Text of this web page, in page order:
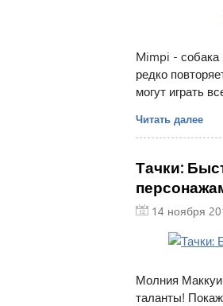
Mimpi - собака
редко
могут играть
Читать далее
Тачки:
14 ноября
Молния
таланты!